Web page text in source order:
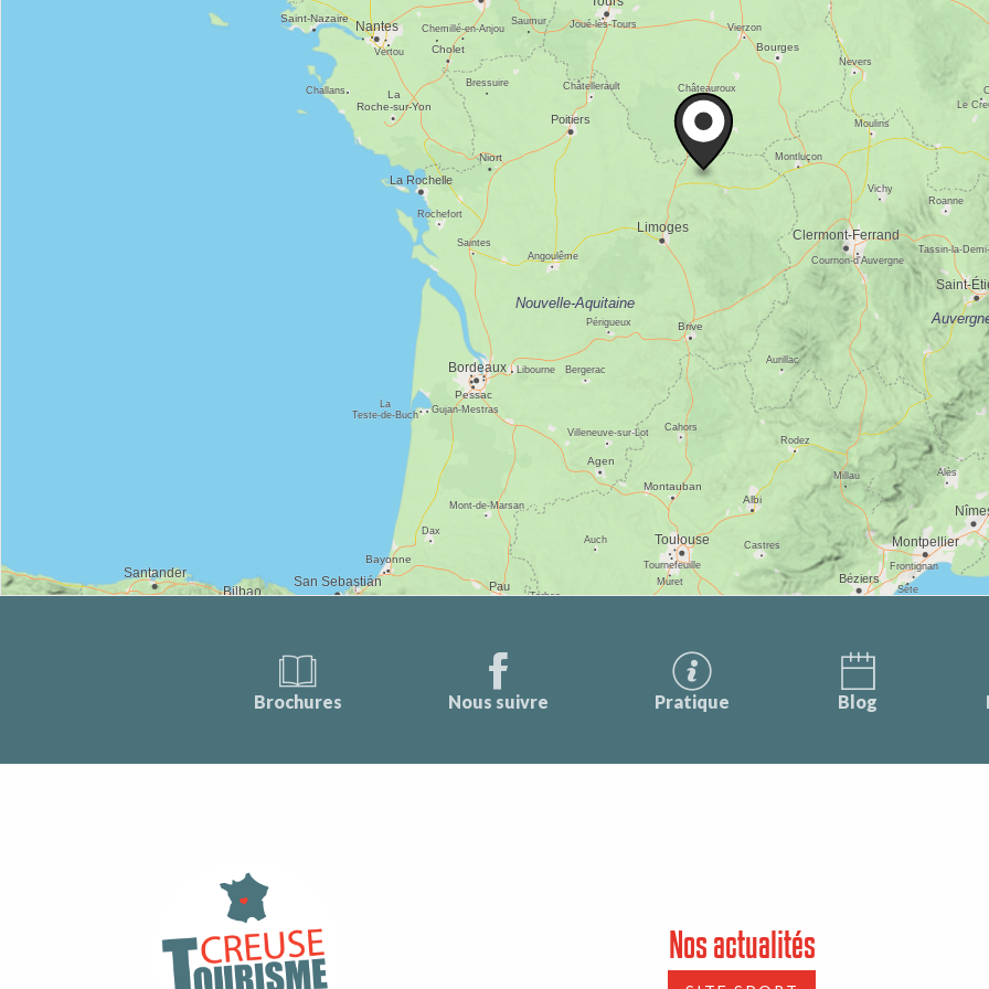
Brochures Nous suivre Pratique Blog
Nos actualités